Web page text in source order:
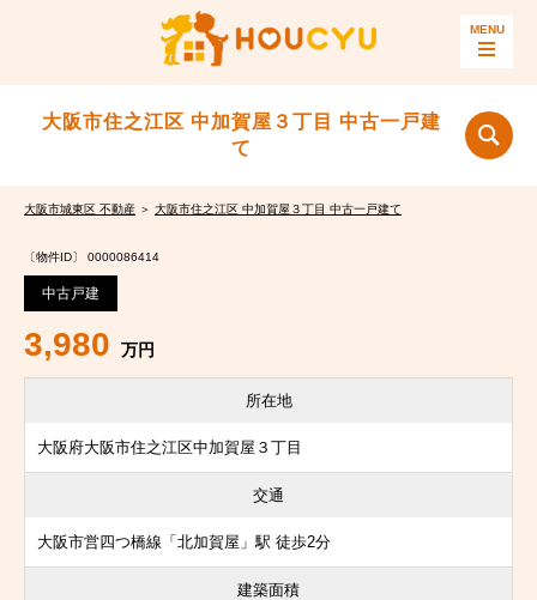
大阪市住之江区 中加賀屋３丁目 中古一戸建
て
大阪市城東区 不動産 ＞ 大阪市住之江区 中加賀屋３丁目 中古一戸建て
〔物件ID〕 0000086414
中古戸建
3,980 万円
所在地
大阪府大阪市住之江区中加賀屋３丁目
交通
大阪市営四つ橋線「北加賀屋」駅 徒歩2分
建築面積